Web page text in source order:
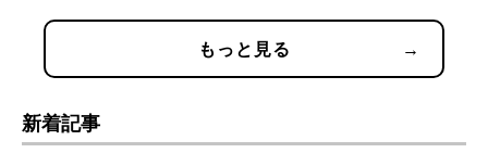
もっと見る →
新着記事